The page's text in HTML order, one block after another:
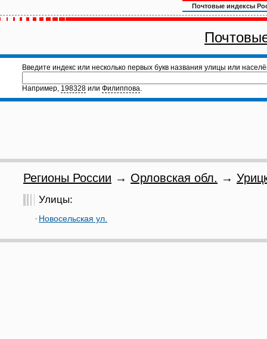
Почтовые индексы
Введите индекс или несколько первых букв названия улицы или
Например, 198328 или Филиппова.
Регионы России → Орловская обл. →
Улицы:
Новосельская ул.